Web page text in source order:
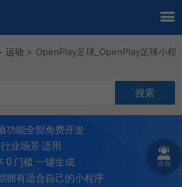
运动 > OpenPlay足球_OpenPlay足球小程
功能全部免费开发
业场景 适用
0 门槛 一键生成
拥有适合自己的小程序